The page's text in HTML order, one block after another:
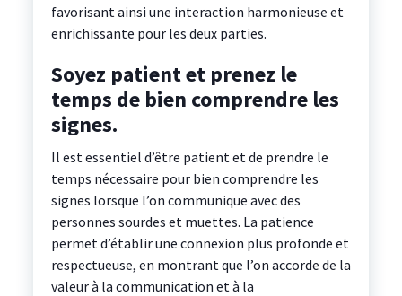
favorisant ainsi une interaction harmonieuse et
enrichissante pour les deux parties.
Soyez patient et prenez le
temps de bien comprendre les
signes.
Il est essentiel d’être patient et de prendre le
temps nécessaire pour bien comprendre les
signes lorsque l’on communique avec des
personnes sourdes et muettes. La patience
permet d’établir une connexion plus profonde et
respectueuse, en montrant que l’on accorde de la
valeur à la communication et à la